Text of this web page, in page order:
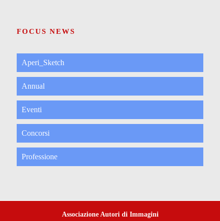
FOCUS NEWS
Aperi_Sketch
Annual
Eventi
Concorsi
Professione
Associazione Autori di Immagini